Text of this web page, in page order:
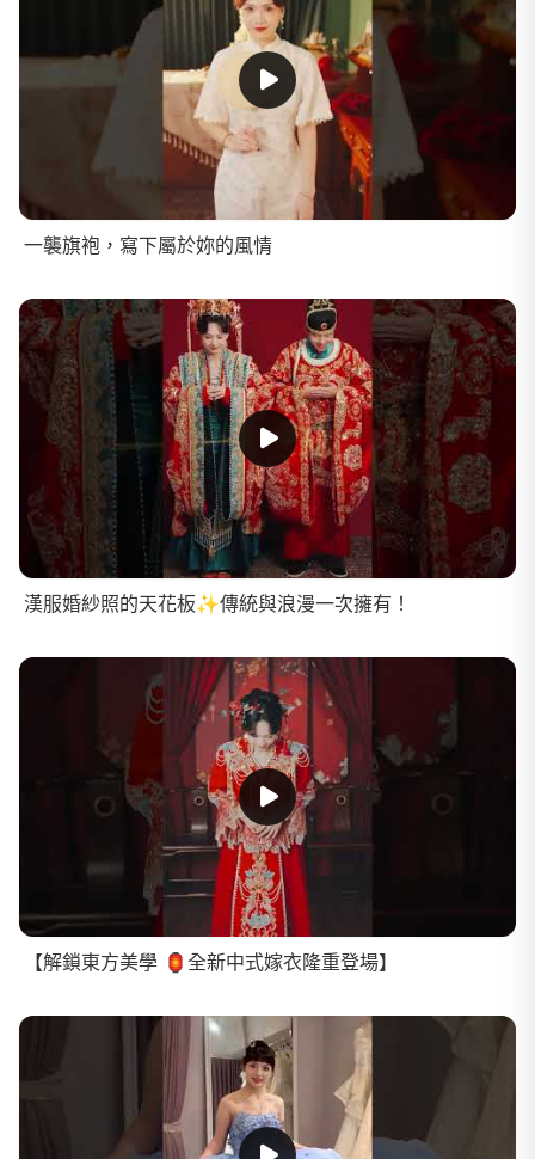
一襲旗袍，寫下屬於妳的風情
漢服婚紗照的天花板✨傳統與浪漫一次擁有！
【解鎖東方美學 🏮全新中式嫁衣隆重登場】